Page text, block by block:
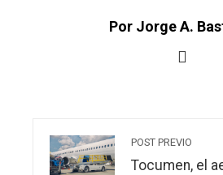
Por Jorge A.
POST PREVIO
Tocumen, el